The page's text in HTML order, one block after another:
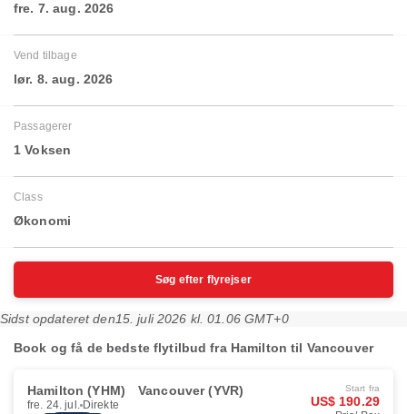
fre. 7. aug. 2026
Vend tilbage
lør. 8. aug. 2026
Passagerer
1 Voksen
Class
Økonomi
Søg efter flyrejser
Sidst opdateret den15. juli 2026 kl. 01.06 GMT+0
Book og få de bedste flytilbud fra Hamilton til Vancouver
Hamilton (YHM) Vancouver (YVR)
fre. 24. jul. Direkte
Start fra
US$ 190.29